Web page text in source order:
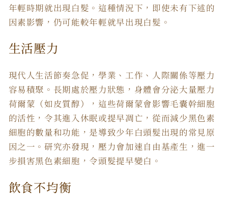
年輕時期就出現白髮。這種情況下，即使未有下述的
因素影響，仍可能較年輕就早出現白髮。
生活壓力
現代人生活節奏急促，學業、工作、人際關係等壓力
容易積聚。長期處於壓力狀態，身體會分泌大量壓力
荷爾蒙（如皮質醇），這些荷爾蒙會影響毛囊幹細胞
的活性，令其進入休眠或提早凋亡，從而減少黑色素
細胞的數量和功能，是導致少年白頭髮出現的常見原
因之一。研究亦發現，壓力會加速自由基產生，進一
步損害黑色素細胞，令頭髮提早變白。
飲食不均衡